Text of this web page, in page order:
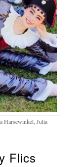
Harsewinkel, Julia
Flics